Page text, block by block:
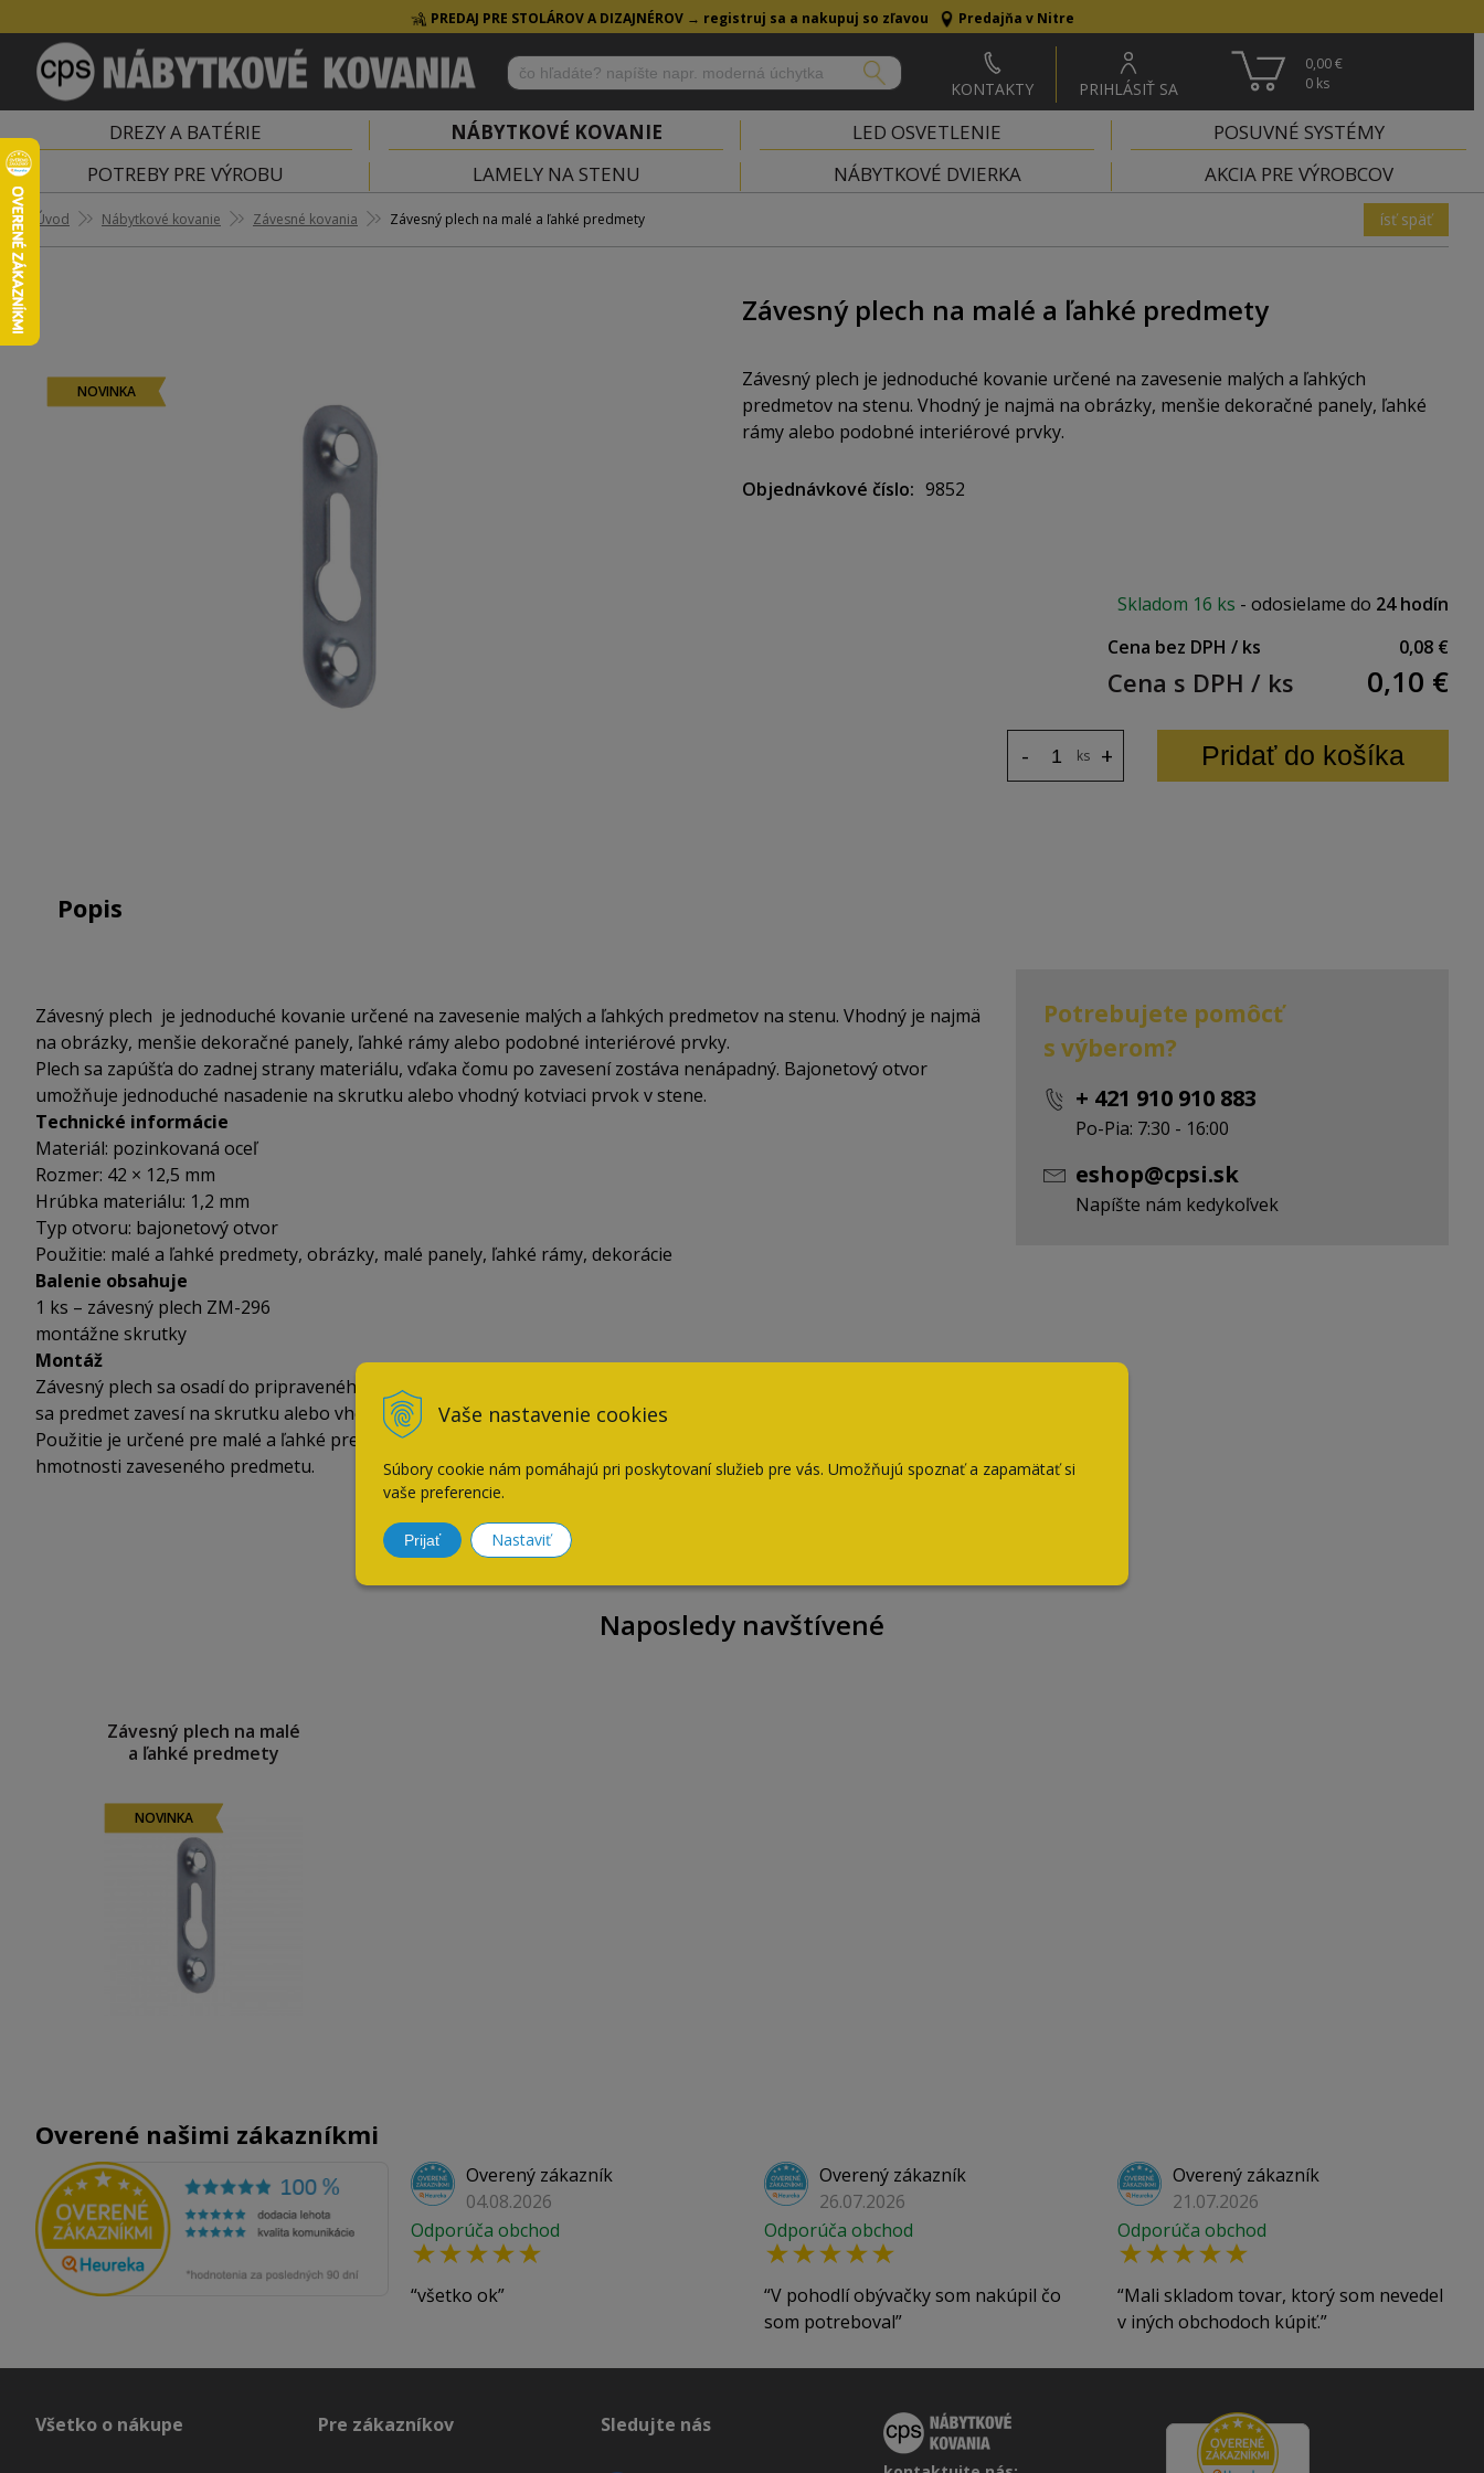
Vaše nastavenie cookies
Súbory cookie nám pomáhajú pri poskytovaní služieb pre vás. Umožňujú spoznať a zapamätať si
vaše preferencie.
Prijať Nastaviť
PREDAJ PRE STOLÁROV A DIZAJNÉROV → registruj sa a nakupuj so zľavou Predajňa v Nitre
KONTAKTY PRIHLÁSIŤ SA
0,00 €
0 ks
DREZY A BATÉRIE NÁBYTKOVÉ KOVANIE LED OSVETLENIE
POSUVNÉ SYSTÉMY
POTREBY PRE VÝROBU
LAMELY NA STENU NÁBYTKOVÉ DVIERKA AKCIA PRE VÝROBCOV
Úvod Nábytkové kovanie Závesné kovania Závesný plech na malé a ľahké predmety ísť späť
Závesný plech na malé a ľahké predmety
NOVINKA
Závesný plech je jednoduché kovanie určené na zavesenie malých a ľahkých
predmetov na stenu. Vhodný je najmä na obrázky, menšie dekoračné panely, ľahké
rámy alebo podobné interiérové prvky.
Objednávkové číslo 9852
Skladom 16 ks - odosielame do 24 hodín
Cena bez DPH / ks
0,08 €
Cena s DPH / ks 0,10 €
ks +
- Pridať do košíka
Popis
Závesný plech je jednoduché kovanie určené na zavesenie malých a ľahkých predmetov na stenu. Vhodný je najmä
na obrázky, menšie dekoračné panely, ľahké rámy alebo podobné interiérové prvky.
Plech sa zapúšťa do zadnej strany materiálu, vďaka čomu po zavesení zostáva nenápadný. Bajonetový otvor
umožňuje jednoduché nasadenie na skrutku alebo vhodný kotviaci prvok v stene.
Technické informácie
Materiál: pozinkovaná oceľ
Rozmer: 42 × 12,5 mm
Hrúbka materiálu: 1,2 mm
Typ otvoru: bajonetový otvor
Použitie: malé a ľahké predmety, obrázky, malé panely, ľahké rámy, dekorácie
Balenie obsahuje
1 ks – závesný plech ZM-296
montážne skrutky
Montáž
Závesný plech sa osadí do pripraveného zapustenia na zadnej strane predmetu a pripevní sa skrutkami. Následne
sa predmet zavesí na skrutku alebo vhodné kotvenie v stene.
Použitie je určené pre malé a ľahké predmety. Pri montáži je potrebné zvoliť kotvenie podľa typu steny a
hmotnosti zaveseného predmetu.
Potrebujete pomôcť
s výberom?
+ 421 910 910 883
Po-Pia: 7:30 - 16:00
eshop@cpsi.sk
Napíšte nám kedykoľvek
Naposledy navštívené
Závesný plech na malé
a ľahké predmety
NOVINKA
Overené našimi zákazníkmi
Overený zákazník
04.08.2026
Odporúča obchod
všetko ok
Overený zákazník
26.07.2026
Odporúča obchod
V pohodlí obývačky som nakúpil čo
som potreboval
Overený zákazník
21.07.2026
Odporúča obchod
Mali skladom tovar, ktorý som nevedel
v iných obchodoch kúpiť.
Všetko o nákupe Pre zákazníkov Sledujte nás